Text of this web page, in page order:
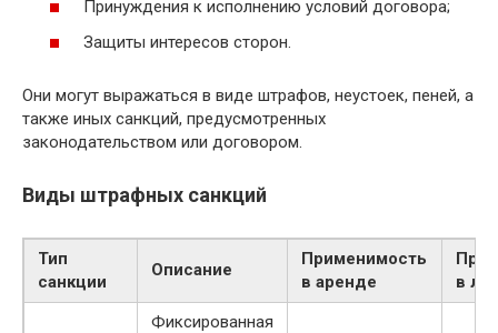
Принуждения к исполнению условий договора;
Защиты интересов сторон.
Они могут выражаться в виде штрафов, неустоек, пеней, а
также иных санкций, предусмотренных
законодательством или договором.
Виды штрафных санкций
Тип
санкции
Описание
Применимость
в аренде
в
Фиксированная